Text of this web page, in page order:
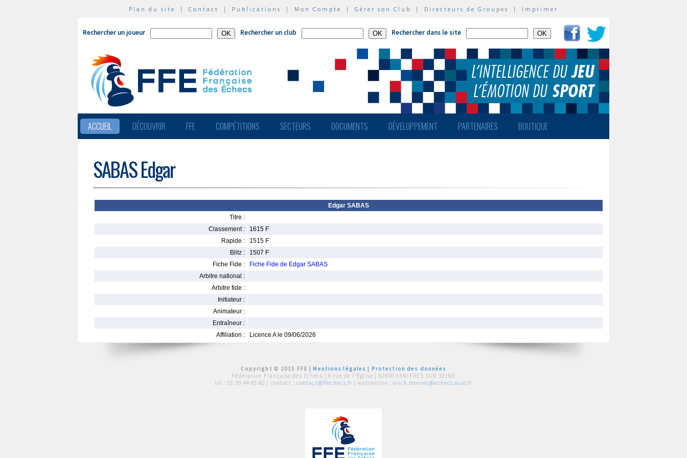
Plan du site | Contact | Publications | Mon Compte | Gérer son Club | Directeurs de Groupes | Imprimer
Rechercher un joueur Rechercher un club Rechercher dans le site
ACCUEIL DÉCOUVRIR FFE COMPÉTITIONS SECTEURS DOCUMENTS DÉVELOPPEMENT PARTENAIRES BOUTIQUE
SABAS Edgar
Edgar SABAS
Titre :
Classement :
1615 F
Rapide :
1515 F
Blitz :
1507 F
Fiche Fide :
Fiche Fide de Edgar SABAS
Arbitre national :
Arbitre fide :
Initiateur :
Animateur :
Entraîneur :
Affiliation :
Licence A le 09/06/2026
Copyright © 2015 FFE |Mentions légales
Protection des données
Fédération Française des Echecs | 6 rue de l'Eglise | 92600 ASNIERES SUR SEINE
tél : 01 39 44 65 80 | contact : contact@ffechecs.fr | webmestre : erick.mouret@echecs.asso.fr